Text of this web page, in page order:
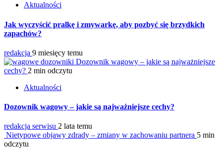
Aktualności
Jak wyczyścić pralkę i zmywarkę, aby pozbyć się brzydkich
zapachów?
redakcja 9 miesięcy temu
Dozownik wagowy – jakie są najważniejsze
cechy? 2 min odczytu
Aktualności
Dozownik wagowy – jakie są najważniejsze cechy?
redakcja serwisu 2 lata temu
Nietypowe objawy zdrady – zmiany w zachowaniu partnera 5 min
odczytu